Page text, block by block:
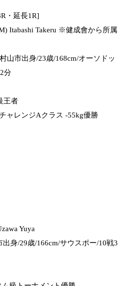
・延長1R]
Itabashi Takeru ※健成會から所属
山市出身/23歳/168cm/オーソドッ
分
王者
ャレンジAクラス -55kg優勝
Yuya
身/29歳/166cm/サウスポー/10戦3